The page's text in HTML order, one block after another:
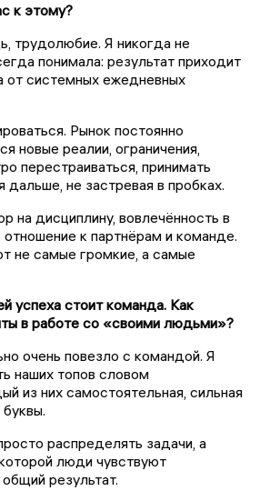
к этому?
трудолюбие. Я никогда не
понимала: результат приходит
от системных ежедневных
Рынок постоянно
новые реалии, ограничения,
перестраиваться, принимать
дальше, не застревая в пробках.
на дисциплину, вовлечённость в
к партнёрам и команде.
не самые громкие, а самые
успеха стоит команда. Как
в работе со «своими людьми»?
очень повезло с командой. Я
наших топов словом
из них самостоятельная, сильная
распределять задачи, а
люди чувствуют
результат.